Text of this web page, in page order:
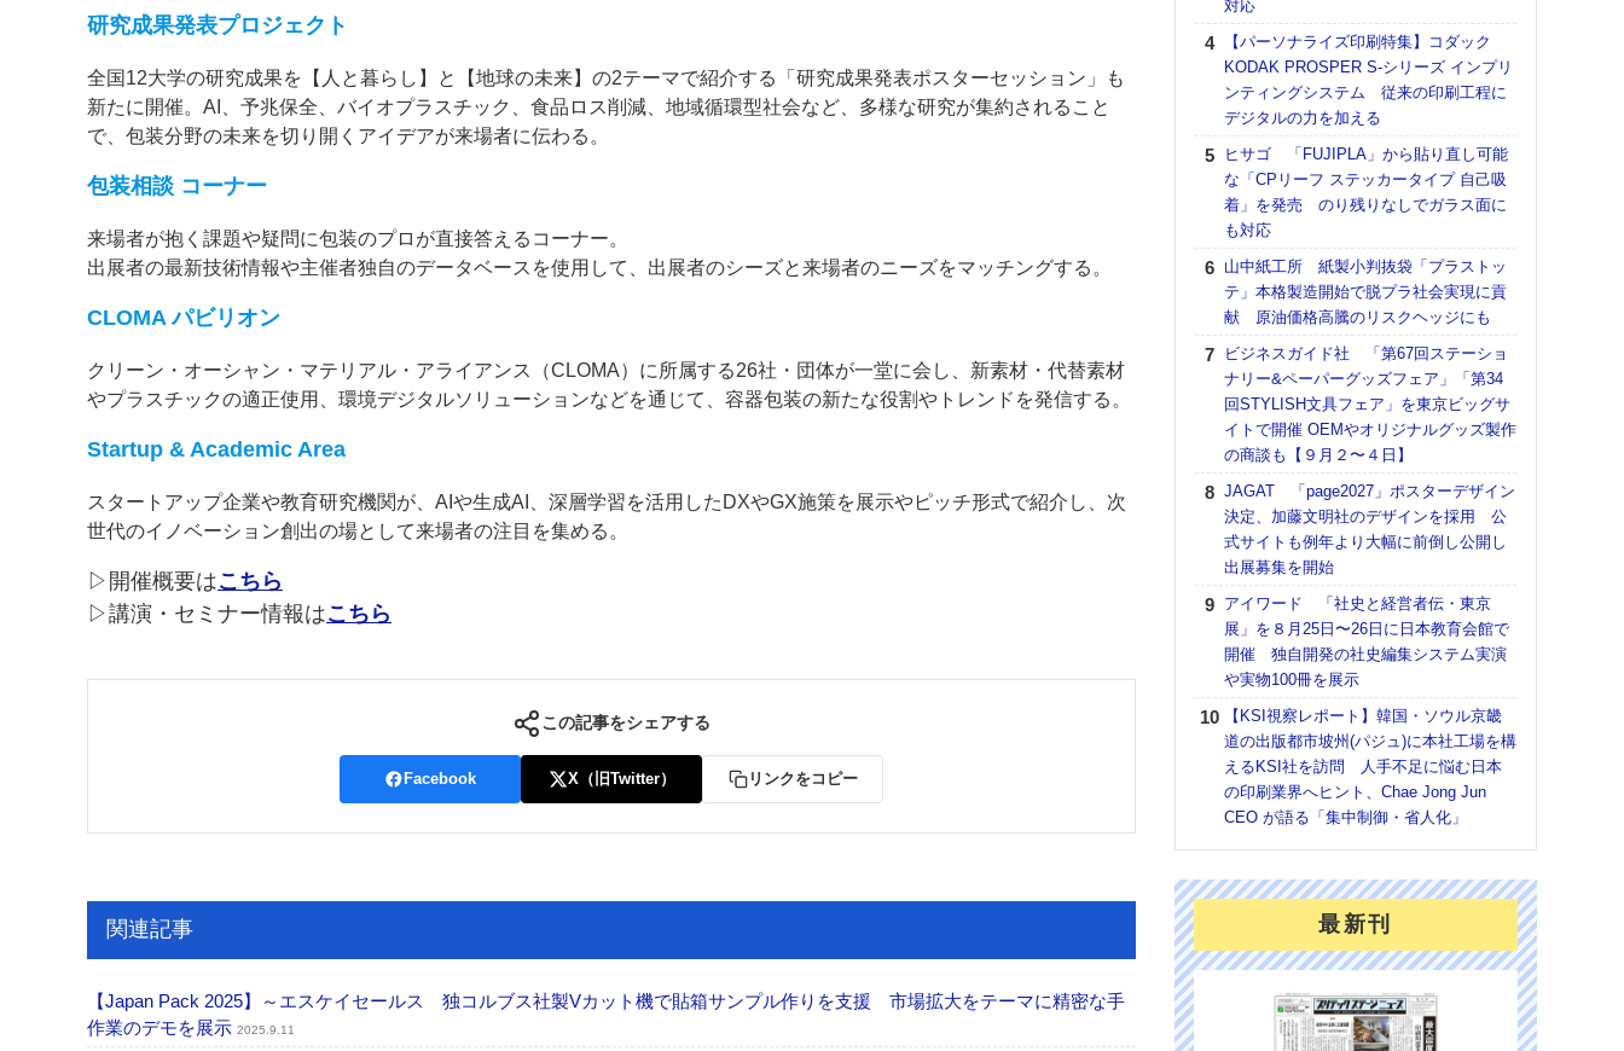
研究成果発表プロジェクト
全国12大学の研究成果を【人と暮らし】と【地球の未来】の2テーマで紹介する「研究成果発表ポスターセッション」も
新たに開催。AI、予兆保全、バイオプラスチック、食品ロス削減、地域循環型社会など、多様な研究が集約されること
で、包装分野の未来を切り開くアイデアが来場者に伝わる。
包装相談 コーナー
来場者が抱く課題や疑問に包装のプロが直接答えるコーナー。
出展者の最新技術情報や主催者独自のデータベースを使用して、出展者のシーズと来場者のニーズをマッチングする。
CLOMA パビリオン
クリーン・オーシャン・マテリアル・アライアンス（CLOMA）に所属する26社・団体が一堂に会し、新素材・代替素材
やプラスチックの適正使用、環境デジタルソリューションなどを通じて、容器包装の新たな役割やトレンドを発信する。
Startup & Academic Area
スタートアップ企業や教育研究機関が、AIや生成AI、深層学習を活用したDXやGX施策を展示やピッチ形式で紹介し、次
世代のイノベーション創出の場として来場者の注目を集める。
▷開催概要はこちら
▷講演・セミナー情報はこちら
この記事をシェアする
Facebook X（旧Twitter） リンクをコピー
関連記事
【Japan Pack 2025】～エスケイセールス 独コルブス社製Vカット機で貼箱サンプル作りを支援 市場拡大をテーマに精密な手
作業のデモを展示 2025.9.11
対応
【パーソナライズ印刷特集】コダック
KODAK PROSPER S-シリーズ インプリ
ンティングシステム 従来の印刷工程に
デジタルの力を加える
ヒサゴ 「FUJIPLA」から貼り直し可能
な「CPリーフ ステッカータイプ 自己吸
着」を発売 のり残りなしでガラス面に
も対応
山中紙工所 紙製小判抜袋「プラストッ
テ」本格製造開始で脱プラ社会実現に貢
献 原油価格高騰のリスクヘッジにも
ビジネスガイド社 「第67回ステーショ
ナリー&ペーパーグッズフェア」「第34
回STYLISH文具フェア」を東京ビッグサ
イトで開催 OEMやオリジナルグッズ製作
の商談も【９月２〜４日】
JAGAT 「page2027」ポスターデザイン
決定、加藤文明社のデザインを採用 公
式サイトも例年より大幅に前倒し公開し
出展募集を開始
アイワード 「社史と経営者伝・東京
展」を８月25日〜26日に日本教育会館で
開催 独自開発の社史編集システム実演
や実物100冊を展示
【KSI視察レポート】韓国・ソウル京畿
道の出版都市坡州(パジュ)に本社工場を構
えるKSI社を訪問 人手不足に悩む日本
の印刷業界へヒント、Chae Jong Jun
CEO が語る「集中制御・省人化」
最新刊